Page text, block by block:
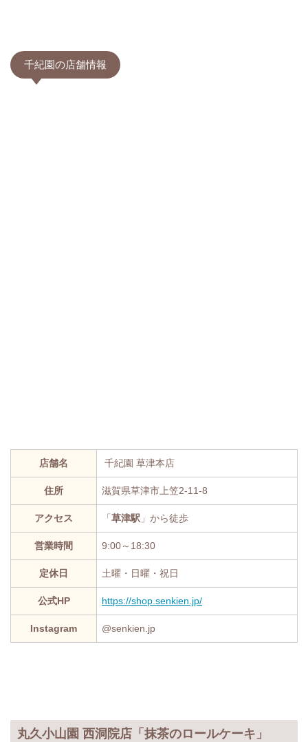
千紀園の店舗情報
店舗名 千紀園 草津本店
住所 滋賀県草津市上笠2-11-8
アクセス 「 草津駅 」から徒歩
営業時間 9:00～18:30
定休日 土曜・日曜・祝日
公式HP https://shop.senkien.jp/
Instagram @senkien.jp
丸久小山園 西洞院店「抹茶のロールケーキ」